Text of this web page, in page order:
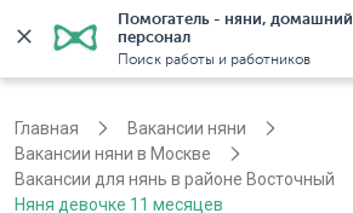
Помогатель - няни, домашний
персонал
Поиск работы и работников
Главная
Вакансии няни
Вакансии няни в Москве
Вакансии для нянь в районе Восточный
Няня девочке 11 месяцев